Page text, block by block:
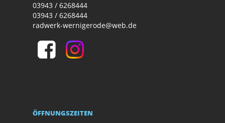
03943 / 6268444
03943 / 6268444
radwerk-wernigerode@web.de
ÖFFNUNGSZEITEN